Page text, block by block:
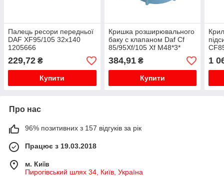
Палець ресори передньої
DAF XF95/105 32x140
1205666
229,72 ₴
Купити
Кришка розширювального
баку c клапаном Daf Cf
85/95Xf/105 Xf M48*3*
Ø61*28*77Mm
384,91₴
Купити
105
1
Про нас
96% позитивних з 157 відгуків за рік
Працює з 19.03.2018
м. Київ
Пирогівський шлях 34, Київ, Україна